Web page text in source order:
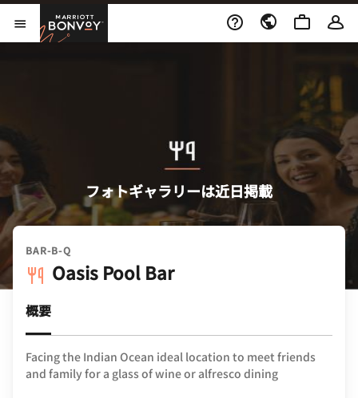
Skip to Content
メニューを開く
Marriott Bonvoy
フォトギャラリーは近日掲載
BAR-B-Q
Oasis Pool Bar
概要
Facing the Indian Ocean ideal location to meet friends
and family for a glass of wine or alfresco dining